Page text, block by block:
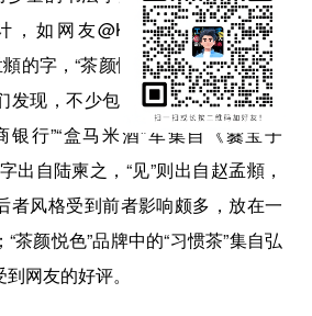
如网友@KillerWinston告诉记
的字，“茶颜悦色”很多包装设计用
发现，不少包装、招牌等使用了集
银行”“盒马米酒”军集自《爨宝子
出自陆柬之，“见”则出自赵孟頫，
者风格受到前者影响颇多，放在一
茶颜悦色”品牌中的“习惯茶”集自弘
网友的好评。